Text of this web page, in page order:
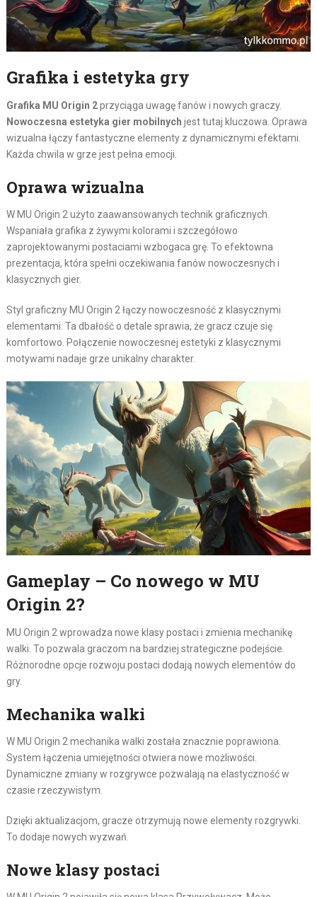
Grafika i estetyka gry
Grafika MU Origin 2przyciąga uwagę fanów i nowych graczy.
Nowoczesna estetyka gier mobilnych jest tutaj kluczowa. Oprawa
wizualna łączy fantastyczne elementy z dynamicznymi efektami.
Każda chwila w grze jest pełna emocji.
Oprawa wizualna
W MU Origin 2 użyto zaawansowanych technik graficznych.
Wspaniała grafika z żywymi kolorami i szczegółowo
zaprojektowanymi postaciami wzbogaca grę. To efektowna
prezentacja, która spełni oczekiwania fanów nowoczesnych i
klasycznych gier.
Styl graficzny MU Origin 2 łączy nowoczesność z klasycznymi
elementami. Ta dbałość o detale sprawia, że gracz czuje się
komfortowo. Połączenie nowoczesnej estetyki z klasycznymi
motywami nadaje grze unikalny charakter.
Gameplay – Co nowego w MU
Origin 2?
MU Origin 2 wprowadza nowe klasy postaci i zmienia mechanikę
walki. To pozwala graczom na bardziej strategiczne podejście.
Różnorodne opcje rozwoju postaci dodają nowych elementów do
gry.
Mechanika walki
W MU Origin 2 mechanika walki została znacznie poprawiona.
System łączenia umiejętności otwiera nowe możliwości.
Dynamiczne zmiany w rozgrywce pozwalają na elastyczność w
czasie rzeczywistym.
Dzięki aktualizacjom, gracze otrzymują nowe elementy rozgrywki.
To dodaje nowych wyzwań.
Nowe klasy postaci